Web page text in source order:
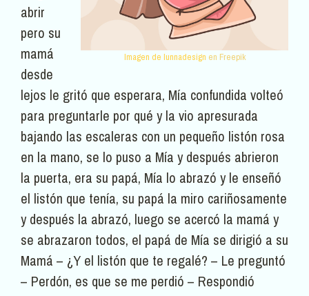
Imagen de lunnadesign en Freepik
abrir
pero su
mamá
desde
lejos le gritó que esperara, Mía confundida volteó
para preguntarle por qué y la vio apresurada
bajando las escaleras con un pequeño listón rosa
en la mano, se lo puso a Mía y después abrieron
la puerta, era su papá, Mía lo abrazó y le enseñó
el listón que tenía, su papá la miro cariñosamente
y después la abrazó, luego se acercó la mamá y
se abrazaron todos, el papá de Mía se dirigió a su
Mamá – ¿Y el listón que te regalé? – Le preguntó
– Perdón, es que se me perdió – Respondió